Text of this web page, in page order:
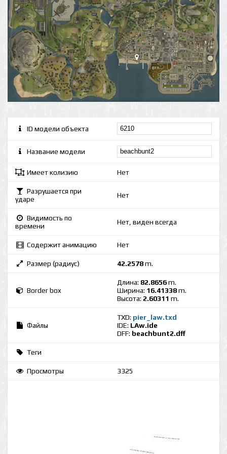
ID модели объекта
Название модели
Имеет колизию Нет
Разрушается при
ударе
Нет
Видимость по
времени
Нет, виден всегда
Содержит анимацию Нет
Размер (радиус) 42.2578m.
Border box
Длина: 82.8656m.
Ширина: 16.41338m.
Высота: 2.60311 m.
Файлы
TXD: pier_law.txd
IDE: LAw.ide
DFF: beachbunt2.dff
Теги
Просмотры 3325